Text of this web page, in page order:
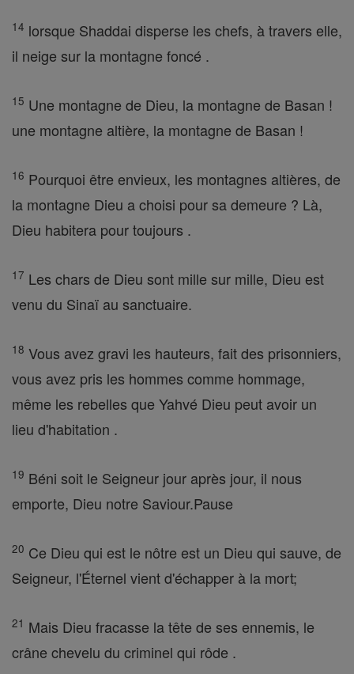
14 lorsque Shaddai disperse les chefs, à travers elle,
il neige sur la montagne foncé .
15 Une montagne de Dieu, la montagne de Basan !
une montagne altière, la montagne de Basan !
16 Pourquoi être envieux, les montagnes altières, de
la montagne Dieu a choisi pour sa demeure ? Là,
Dieu habitera pour toujours .
17 Les chars de Dieu sont mille sur mille, Dieu est
venu du Sinaï au sanctuaire.
18 Vous avez gravi les hauteurs, fait des prisonniers,
vous avez pris les hommes comme hommage,
même les rebelles que Yahvé Dieu peut avoir un
lieu d'habitation .
19 Béni soit le Seigneur jour après jour, il nous
emporte, Dieu notre Saviour.Pause
20 Ce Dieu qui est le nôtre est un Dieu qui sauve, de
Seigneur, l'Éternel vient d'échapper à la mort;
21 Mais Dieu fracasse la tête de ses ennemis, le
crâne chevelu du criminel qui rôde .